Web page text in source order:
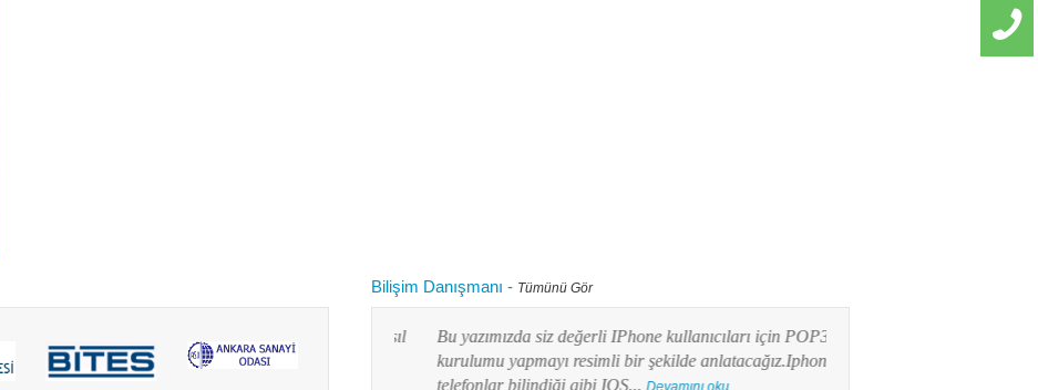
Bilişim Danışmanı - Tümünü Gör
diye aklınızdan zaman zaman bu soru
Bu yazımızda siz değerli IPhone kullanıcıları için POP3 mail
kurulumu yapmayı resimli bir şekilde anlatacağız.Iphone
telefonlar bilindiği gibi IOS...Devamını oku...